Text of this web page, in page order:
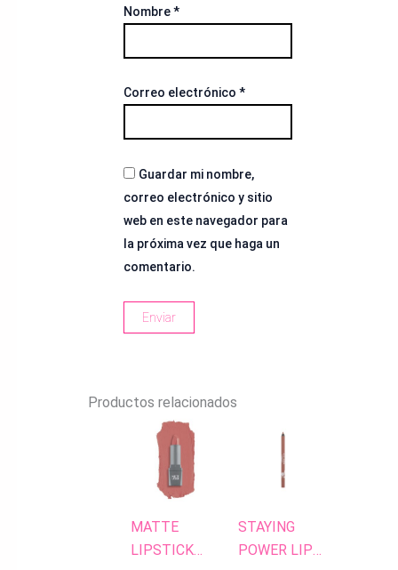
Nombre*
Correo electrónico *
Guardar mi nombre,
correo electrónico y sitio
web en este navegador para
la próxima vez que haga un
comentario.
Productos relacionados
MATTE
LIPSTICK
STAYING
POWER LIP